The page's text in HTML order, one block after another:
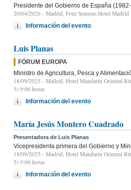
Presidente del Gobierno de España
20/04/2026 - Madrid, Four Seasons Hotel
Información del evento
Luis Planas
FÓRUM EUROPA
Ministro de Agricultura, Pesca y
18/09/2025 - Madrid, Hotel Mandarin Oriental
5) 9:00 horas
Información del evento
María Jesús Montero Cuadrado
Presentadora de Luis Planas
Vicepresidenta primera del Gobierno y
18/09/2025 - Madrid, Hotel Mandarin Oriental
5) 9:00 horas
Información del evento